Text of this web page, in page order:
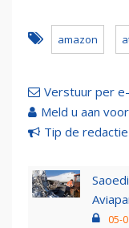
amazon
Verstuur per
Meld u aan
Tip de redactie
05-